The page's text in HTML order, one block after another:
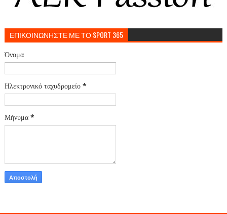
ΕΠΙΚΟΙΝΩΝΗΣΤΕ ΜΕ ΤΟ SPORT 365
Όνομα
Ηλεκτρονικό ταχυδρομείο *
Μήνυμα *